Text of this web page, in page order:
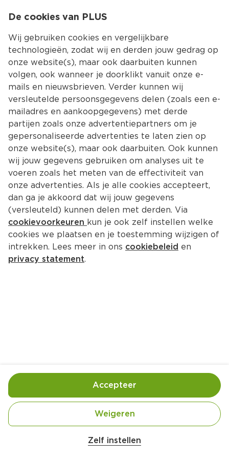
Kies jouw
Ingrediënten Bereiding
De cookies van PLUS
Wij gebruiken cookies en vergelijkbare
technologieën, zodat wij en derden jouw gedrag op
onze website(s), maar ook daarbuiten kunnen
volgen, ook wanneer je doorklikt vanuit onze e-
mails en nieuwsbrieven. Verder kunnen wij
versleutelde persoonsgegevens delen (zoals een e-
mailadres en aankoopgegevens) met derde
partijen zoals onze advertentiepartners om je
gepersonaliseerde advertenties te laten zien op
onze website(s), maar ook daarbuiten. Ook kunnen
wij jouw gegevens gebruiken om analyses uit te
voeren zoals het meten van de effectiviteit van
onze advertenties. Als je alle cookies accepteert,
dan ga je akkoord dat wij jouw gegevens
(versleuteld) kunnen delen met derden. Via
cookievoorkeuren kun je ook zelf instellen welke
cookies we plaatsen en je toestemming wijzigen of
intrekken. Lees meer in ons cookiebeleid en
privacy statement.
Zelf instellen
Weigeren
Accepteer